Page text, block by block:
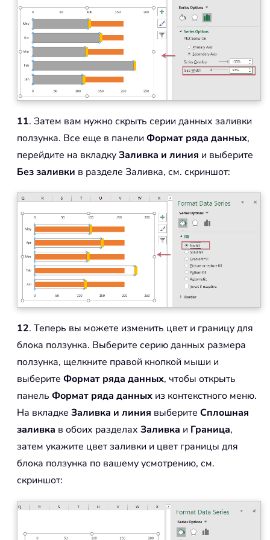
11. Затем вам нужно скрыть серии данных заливки
ползунка. Все еще в панели Формат ряда данных,
перейдите на вкладкуЗаливка и линия и выберите
Без заливки в разделе Заливка, см. скриншот:
12. Теперь вы можете изменить цвет и границу для
блока ползунка. Выберите серию данных размера
ползунка, щелкните правой кнопкой мыши и
выберите Формат ряда данных, чтобы открыть
панель Формат ряда данных из контекстного меню.
На вкладке Заливка и линия выберите Сплошная
заливка в обоих разделах Заливка и Граница,
затем укажите цвет заливки и цвет границы для
блока ползунка по вашему усмотрению, см.
скриншот: